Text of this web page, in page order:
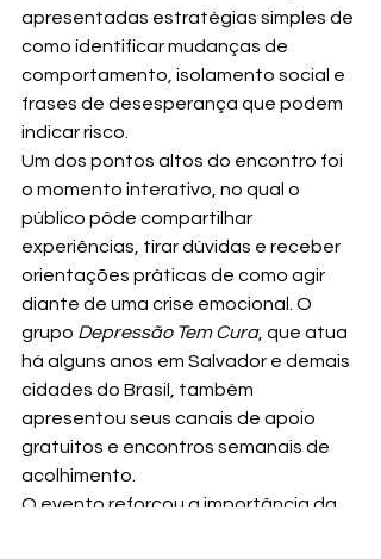
apresentadas estratégias simples de
como identificar mudanças de
comportamento, isolamento social e
frases de desesperança que podem
indicar risco.
Um dos pontos altos do encontro foi
o momento interativo, no qual o
público pôde compartilhar
experiências, tirar dúvidas e receber
orientações práticas de como agir
diante de uma crise emocional. O
grupo Depressão Tem Cura, que atua
há alguns anos em Salvador e demais
cidades do Brasil, também
apresentou seus canais de apoio
gratuitos e encontros semanais de
acolhimento.
O evento reforçou a importância da